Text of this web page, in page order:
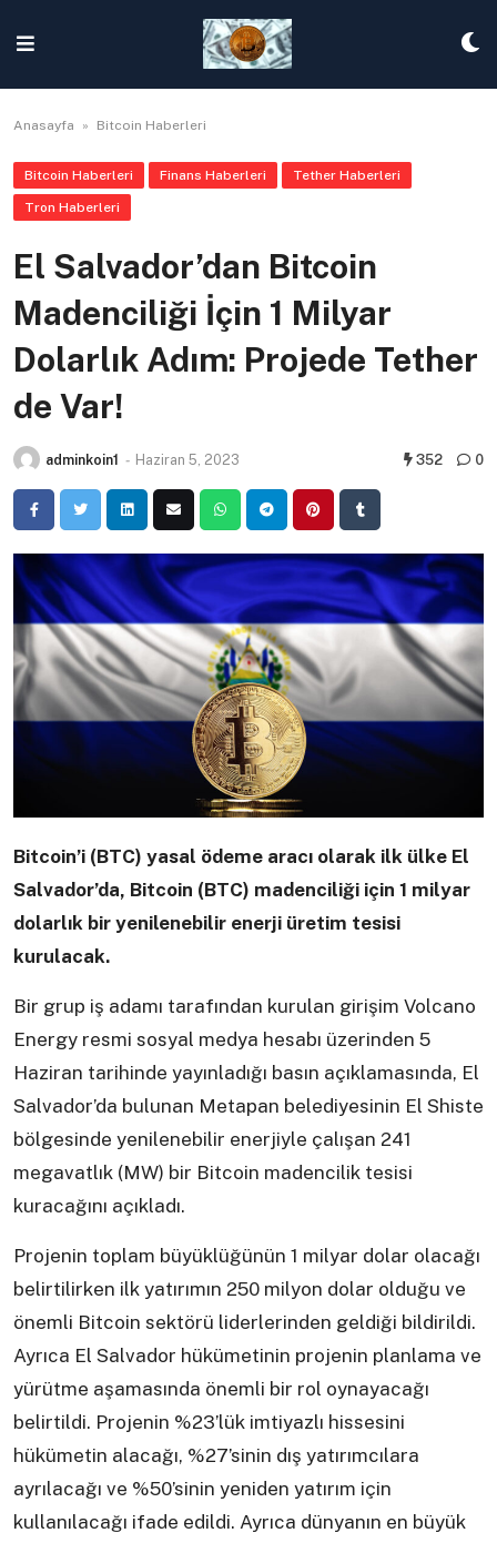
content
Anasayfa » Bitcoin Haberleri
Bitcoin Haberleri Finans Haberleri Tether Haberleri
Tron Haberleri
El Salvador’dan Bitcoin
Madenciliği İçin 1 Milyar
Dolarlık Adım: Projede Tether
de Var!
adminkoin1 - Haziran 5, 2023 352 0
Bitcoin’i (BTC) yasal ödeme aracı olarak ilk ülke El
Salvador’da, Bitcoin (BTC) madenciliği için 1 milyar
dolarlık bir yenilenebilir enerji üretim tesisi
kurulacak.
Bir grup iş adamı tarafından kurulan girişim Volcano
Energy resmi sosyal medya hesabı üzerinden 5
Haziran tarihinde yayınladığı basın açıklamasında, El
Salvador’da bulunan Metapan belediyesinin El Shiste
bölgesinde yenilenebilir enerjiyle çalışan 241
megavatlık (MW) bir Bitcoin madencilik tesisi
kuracağını açıkladı.
Projenin toplam büyüklüğünün 1 milyar dolar olacağı
belirtilirken ilk yatırımın 250 milyon dolar olduğu ve
önemli Bitcoin sektörü liderlerinden geldiği bildirildi.
Ayrıca El Salvador hükümetinin projenin planlama ve
yürütme aşamasında önemli bir rol oynayacağı
belirtildi. Projenin %23’lük imtiyazlı hissesini
hükümetin alacağı, %27’sinin dış yatırımcılara
ayrılacağı ve %50’sinin yeniden yatırım için
kullanılacağı ifade edildi. Ayrıca dünyanın en büyük